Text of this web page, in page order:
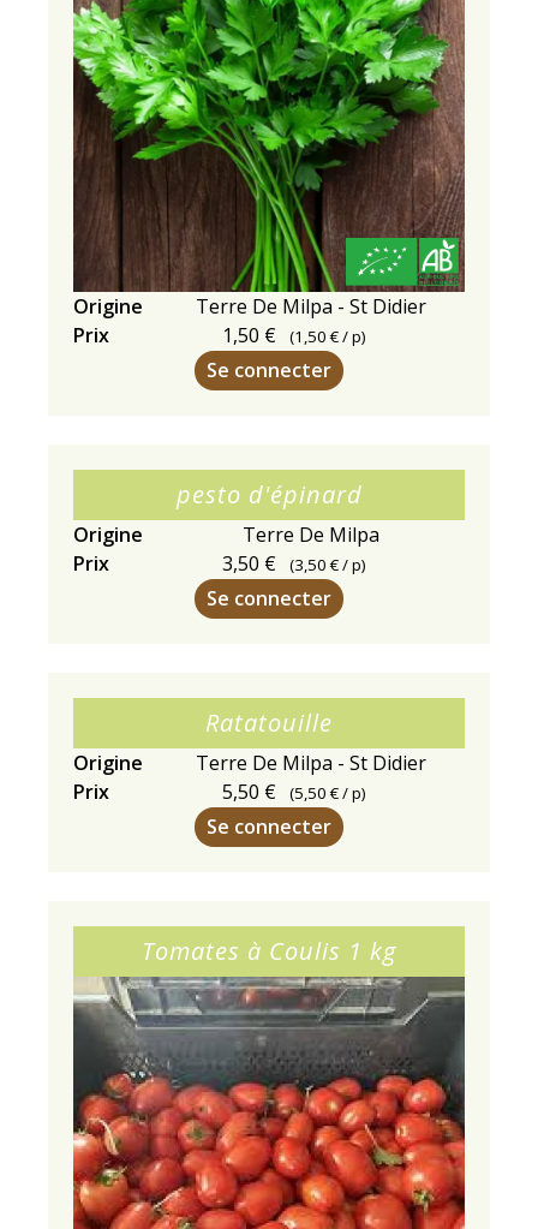
Origine
Terre De Milpa - St Didier
Prix
1,50 € (1,50 €/ p)
Se connecter
pesto d'épinard
Origine
Terre De Milpa
Prix
3,50 € (3,50 €/ p)
Se connecter
Ratatouille
Origine
Terre De Milpa - St Didier
Prix
5,50 € (5,50 €/ p)
Se connecter
Tomates à Coulis 1 kg